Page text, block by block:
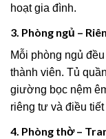
hoạt gia đình.
3. Phòng ngủ –
Mỗi phòng ngủ
thành viên. Tủ
giường bọc nệm
riêng tư và điều
4. Phòng thờ –